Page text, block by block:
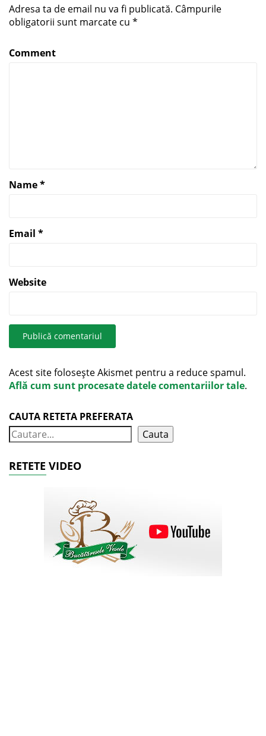
Adresa ta de email nu va fi publicată. Câmpurile
obligatorii sunt marcate cu *
Comment
Name*
Email *
Website
Acest site folosește Akismet pentru a reduce spamul.
Află cum sunt procesate datele comentariilor tale.
CAUTA RETETA PREFERATA
Cauta
RETETE VIDEO